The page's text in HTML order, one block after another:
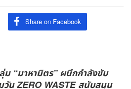
Share on Facebook
ม “มาหามิตร” ผนึกกำลังขับ
วัน ZERO WASTE สนับสนุน